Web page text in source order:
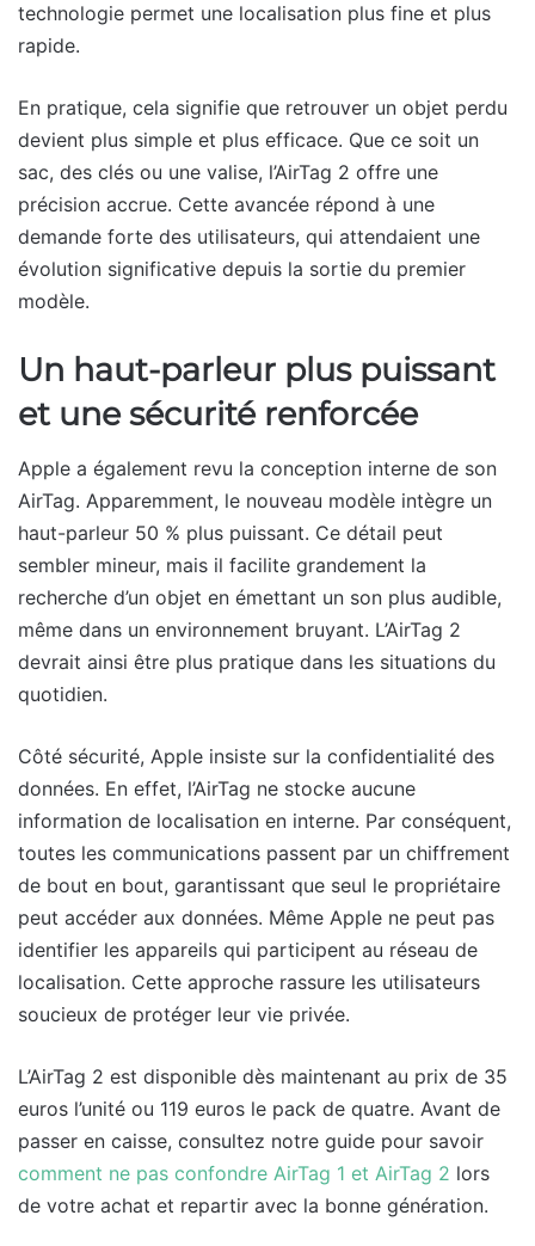
technologie permet une localisation plus fine et plus
rapide.
En pratique, cela signifie que retrouver un objet perdu
devient plus simple et plus efficace. Que ce soit un
sac, des clés ou une valise, l’AirTag 2 offre une
précision accrue. Cette avancée répond à une
demande forte des utilisateurs, qui attendaient une
évolution significative depuis la sortie du premier
modèle.
Un haut-parleur plus puissant
et une sécurité renforcée
Apple a également revu la conception interne de son
AirTag. Apparemment, le nouveau modèle intègre un
haut-parleur 50 % plus puissant. Ce détail peut
sembler mineur, mais il facilite grandement la
recherche d’un objet en émettant un son plus audible,
même dans un environnement bruyant. L’AirTag 2
devrait ainsi être plus pratique dans les situations du
quotidien.
Côté sécurité, Apple insiste sur la confidentialité des
données. En effet, l’AirTag ne stocke aucune
information de localisation en interne. Par conséquent,
toutes les communications passent par un chiffrement
de bout en bout, garantissant que seul le propriétaire
peut accéder aux données. Même Apple ne peut pas
identifier les appareils qui participent au réseau de
localisation. Cette approche rassure les utilisateurs
soucieux de protéger leur vie privée.
L’AirTag 2 est disponible dès maintenant au prix de 35
euros l’unité ou 119 euros le pack de quatre. Avant de
passer en caisse, consultez notre guide pour savoir
comment ne pas confondre AirTag 1 et AirTag 2 lors
de votre achat et repartir avec la bonne génération.